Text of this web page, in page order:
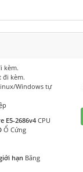
kèm.
đi kèm.
Windows tự
E5-2686v4 CPU
Ổ Cứng
hạn Băng